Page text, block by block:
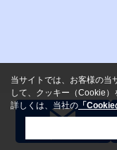
当サイトでは、お客様の当
して、クッキー（Cookie）
詳しくは、当社の 「